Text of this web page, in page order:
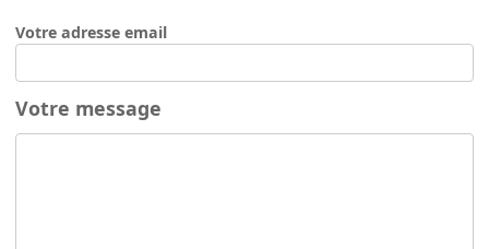
Votre adresse email
Votre message